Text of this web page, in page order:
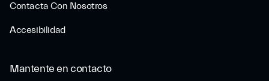
Contacta Con Nosotros
Accesibilidad
Mantente en contacto